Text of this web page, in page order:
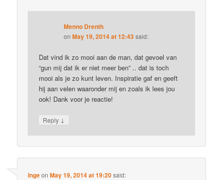
Menno Drenth
onMay 19, 2014 at 12:43said:
Dat vind ik zo mooi aan de man, dat gevoel van
“gun mij dat ik er niet meer ben” .. dat is toch
mooi als je zo kunt leven. Inspiratie gaf en geeft
hij aan velen waaronder mij en zoals ik lees jou
ook! Dank voor je reactie!
Reply ↓
IngeonMay 19, 2014 at 19:20said: